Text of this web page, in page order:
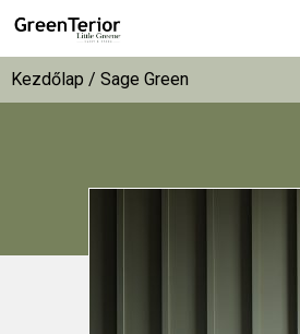
Kezdőlap / Sage Green